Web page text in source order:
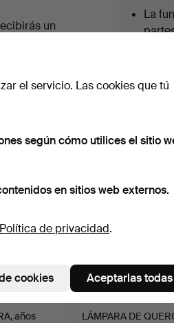
un
La
con tu
años LÁMPARA DE
el servicio. Las cookies que tú
según cómo utilices el sitio
en sitios web externos.
Política de privacidad.
cookies Aceptarlas todas